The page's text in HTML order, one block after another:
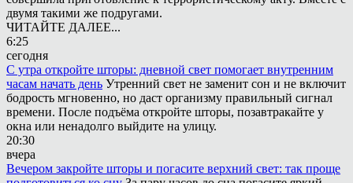
двумя такими же подругами.
ЧИТАЙТЕ ДАЛЕЕ...
6:25
сегодня
С утра откройте шторы: дневной свет помогает внутренним
часам начать день Утренний свет не заменит сон и не включит
бодрость мгновенно, но даст организму правильный сигнал
времени. После подъёма откройте шторы, позавтракайте у
окна или ненадолго выйдите на улицу.
20:30
вчера
Вечером закройте шторы и погасите верхний свет: так проще